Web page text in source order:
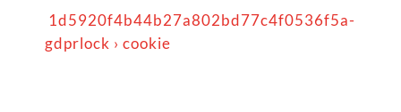
1d5920f4b44b27a802bd77c4f0536f5a-
gdprlock › cookie